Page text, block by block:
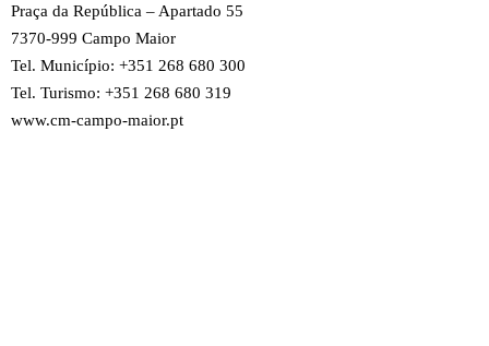
Praça da República – Apartado 55
7370-999 Campo Maior
Tel. Município: +351 268 680 300
Tel. Turismo: +351 268 680 319
www.cm-campo-maior.pt